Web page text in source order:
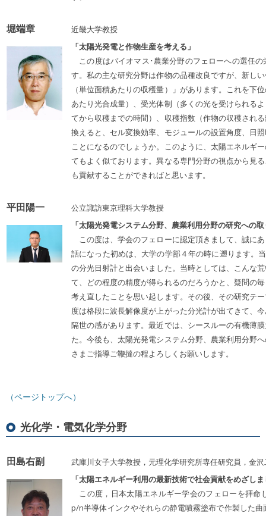
堀端章
近畿大学教授
「太陽光発電と作物生産を考える」
この度はバイオマス･農業分野のフェローへの選任
す。私の主な研究分野は作物の品種改良ですが、新し
（単位面積あたりの収穫量）」があります。これを下
あたり光合成量）、受光体制（多くの光を受けられる
てから収穫までの時間）、収穫指数（作物の収穫され
換えると、セル変換効率、モジュールの設置角度、日
ことになるのでしょうか。このように、太陽エネルギ
てもよく似ております。異なる専門分野の視点から見
も貢献することができればと思います。
平田陽一
公立諏訪東京理科大学教授
「太陽光発電システム分野、農業利用分野の研究への
この度は、学会のフェローに認定頂きまして、誠に
話になった初めは、大学の学部４年の時に遡ります。
の分光日射計と出会いました。当時としては、こんな
て、どの程度の精度が得られるのだろうかと、疑問の
考え直したことを思い起します。その後、その研究テ
度は格段に波長解像度が上がった分光計が出てきて、
隔世の感があります。最近では、シースルーの有機薄
た。今後も、太陽光発電システム分野、農業利用分野
さまご指導ご鞭撻の程よろしくお願いします。
（ページトップへ）
光化学・電気化学分野
田島右副
武庫川女子大学教授，元理化学研究所専任研究員，金
「太陽エネルギー利用の最新技術で社会貢献をめざし
この度，日本太陽エネルギー学会のフェローを拝命
p/n半導体インクやそれらの静電噴霧塗布で作製した